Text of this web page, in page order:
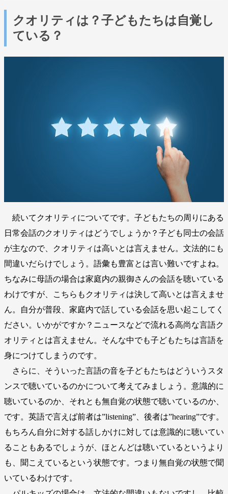
クオリティは？子どもたちは自覚し
ている？
続いてクオリティについてです。子どもたちの周りにある
日常会話のクオリティはどうでしょうか？子ども同士の会話
が主なので、クオリティは高いとは言えません。文法的にも
間違いだらけでしょう。語彙も豊富とは言い難いですよね。
ちなみに母語の場合は家庭内の親御さんの会話を聴いている
わけですが、こちらもクオリティは決して高いとは言えませ
ん。自分が普段、家庭内で話している会話を思い起こしてく
ださい。いかがですか？ニュースなどで流れる高尚な言語ク
オリティとは言えません。そんな中でも子どもたちは言語を
身につけてしまうのです。
さらに、そういった言語の音を子どもたちはどういうスタ
ンスで聴いているのかについて考えてみましょう。意識的に
聴いているのか、それとも無自覚の状態で聴いているのか、
です。英語で言えば前者は”listening”、後者は”hearing”です。
もちろん自分に対する話しかけに対しては意識的に聴いてい
ることもあるでしょうが、ほとんどは聴いているというより
も、聞こえているという状態です。つまり無自覚の状態で聞
いているわけです。